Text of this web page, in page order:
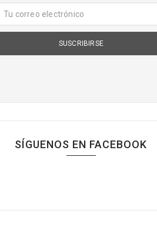
SÍGUENOS EN FACEBOOK